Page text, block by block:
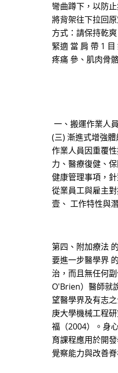
彎曲蹲下，以防止
將背架往下拉回
方式：請保持乾
緊適 當 肩 帶 1
疼痛 參、肌肉骨
一、搬運作業人
(三) 漸進式增強
作業人員因重覆
力、醫療復健、
健康管理事項，
從業員工與雇主
壹、 工作特性與
第四、附加療法
要進一步醫學界
治，而且無任何副
O'Brien）醫師就
望醫學界及有志
庚大學機械工程
福（2004）。身
育課程應用於開
覺察能力與改善